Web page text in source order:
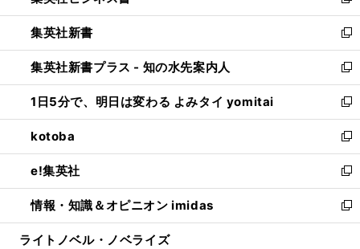
開
く
ウ
で
開
く
ウ
ィ
ン
ド
ウ
で
開
く
し
い
ウ
ィ
ン
ド
ウ
で
開
く
集英社新書
新
し
い
ウ
ィ
ン
ド
ウ
で
開
く
集英社新書プラス - 知の水先案内人
新
し
い
ウ
ィ
ン
ド
ウ
で
開
1日5分で、明日は変わる よみタイ yomitai
新
し
い
ウ
ィ
ン
ド
ウ
kotoba
新
し
い
ウ
ィ
ン
e!集英社
新
し
い
ウ
情報・知識＆オピニオン imidas
新
し
ライトノベル・ノベライズ